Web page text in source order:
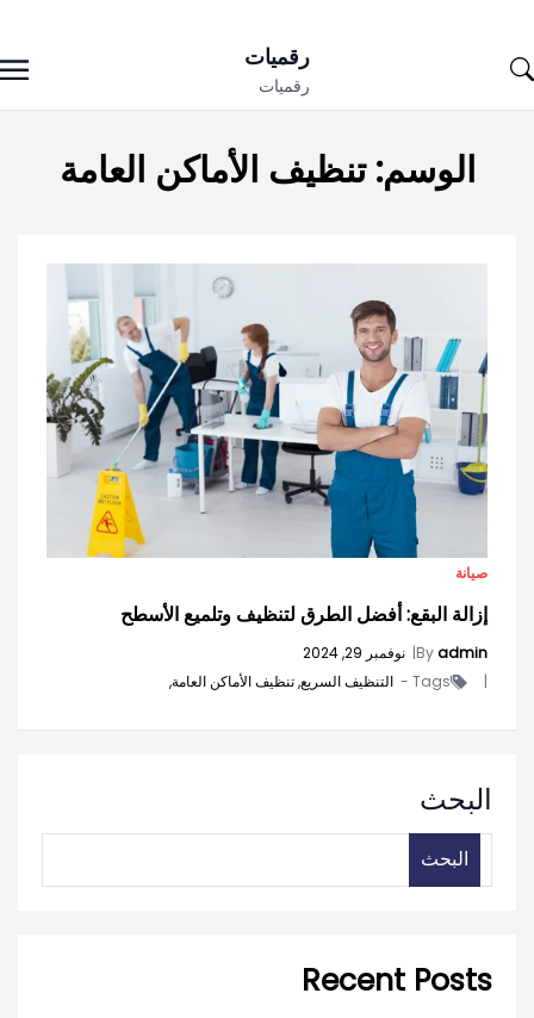
to
رقميات
رقميات
الوسم:تنظيف الأماكن العامة
صيانة
إزالة البقع: أفضل الطرق لتنظيف وتلميع الأسطح
Byadmin
| نوفمبر 29, 2024
|
Tags - التنظيف السريع,تنظيف الأماكن العامة,
البحث
البحث
Recent Posts